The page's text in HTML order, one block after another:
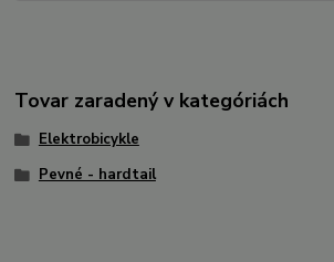
Tovar zaradený v kategóriách
Elektrobicykle
Pevné - hardtail